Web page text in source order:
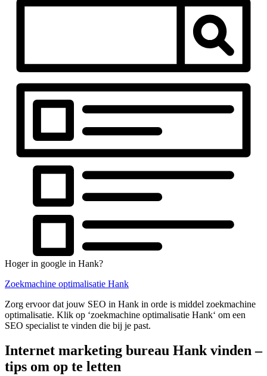
Hoger in google in Hank?
Zoekmachine optimalisatie Hank
Zorg ervoor dat jouw SEO in Hank in orde is middel zoekmachine
optimalisatie. Klik op ‘zoekmachine optimalisatie Hank‘ om een
SEO specialist te vinden die bij je past.
Internet marketing bureau Hank vinden –
tips om op te letten